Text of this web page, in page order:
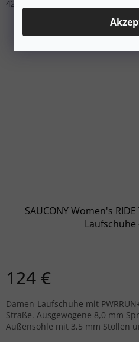
42,5
SAUCONY Women's
Laufschuhe
124 €
Damen-Laufschuhe mit
Straße. Ausgewogene 8,0 mm
Außensohle mit 3,5 mm Stollen